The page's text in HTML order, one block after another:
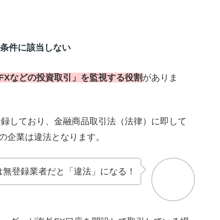
件に該当しない
などの投資取引」を監視する役割 がありま
しており、金融商品取引法（法律）に即して
企業は違法となります。
無登録業者だと「違法」になる！